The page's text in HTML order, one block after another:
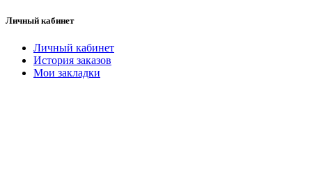
Личный кабинет
Личный кабинет
История заказов
Мои закладки